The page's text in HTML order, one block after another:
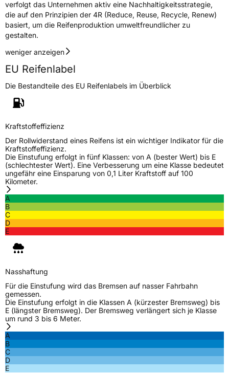
verfolgt das Unternehmen aktiv eine Nachhaltigkeitsstrategie,
die auf den Prinzipien der 4R (Reduce, Reuse, Recycle, Renew)
basiert, um die Reifenproduktion umweltfreundlicher zu
gestalten.
weniger anzeigen
EU Reifenlabel
Die Bestandteile des EU Reifenlabels im Überblick
Kraftstoffeffizienz
Der Rollwiderstand eines Reifens ist ein wichtiger Indikator für die
Kraftstoffeffizienz.
Die Einstufung erfolgt in fünf Klassen: von A (bester Wert) bis E
(schlechtester Wert). Eine Verbesserung um eine Klasse bedeutet
ungefähr eine Einsparung von 0,1 Liter Kraftstoff auf 100
Kilometer.
A
B
C
D
E
Nasshaftung
Für die Einstufung wird das Bremsen auf nasser Fahrbahn
gemessen.
Die Einstufung erfolgt in die Klassen A (kürzester Bremsweg) bis
E (längster Bremsweg). Der Bremsweg verlängert sich je Klasse
um rund 3 bis 6 Meter.
A
B
C
D
E